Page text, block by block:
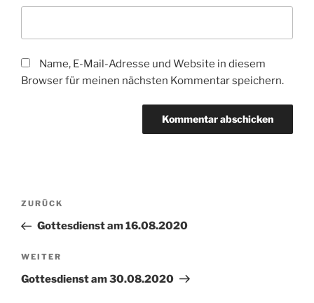
Name, E-Mail-Adresse und Website in diesem
Browser für meinen nächsten Kommentar speichern.
Beitragsnavigation
Vorheriger
Beitrag
ZURÜCK
Gottesdienst am 16.08.2020
Nächster
Beitrag
WEITER
Gottesdienst am 30.08.2020